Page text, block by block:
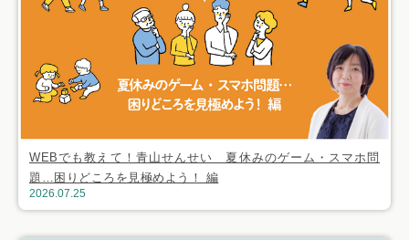
WEBでも教えて！青山せんせい 夏休みのゲーム・スマホ問
題…困りどころを見極めよう！ 編
2026.07.25